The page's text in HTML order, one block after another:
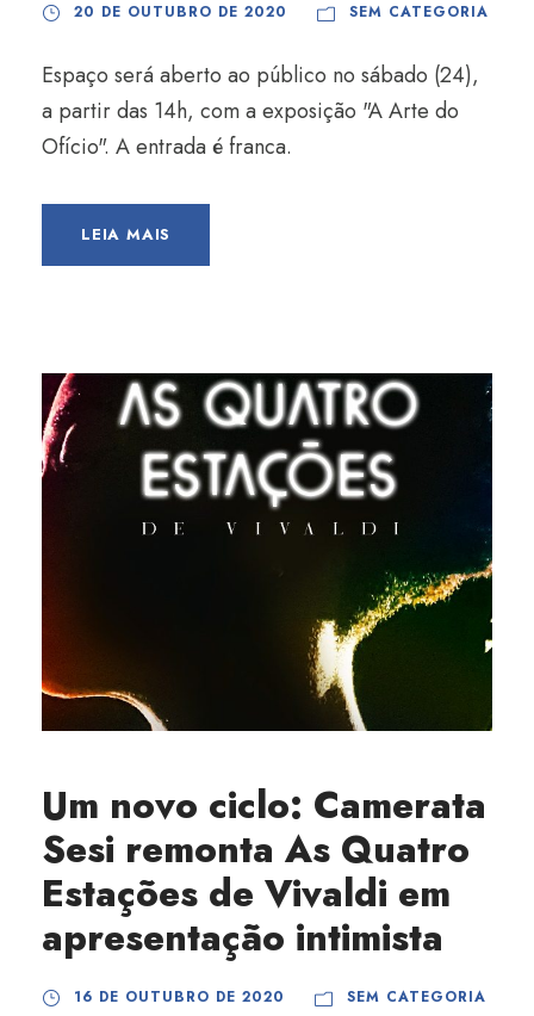
20 DE OUTUBRO DE 2020 SEM CATEGORIA
Espaço será aberto ao público no sábado (24),
a partir das 14h, com a exposição "A Arte do
Ofício". A entrada é franca.
LEIA MAIS
Um novo ciclo: Camerata
Sesi remonta As Quatro
Estações de Vivaldi em
apresentação intimista
16 DE OUTUBRO DE 2020 SEM CATEGORIA